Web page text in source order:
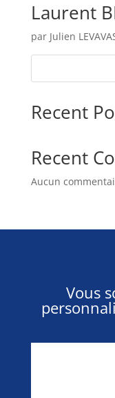
Laurent
par Julien
Recent
Recent
Aucun
Vous